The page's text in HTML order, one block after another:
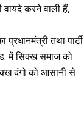
वायदे करने वाली हैं,
तथा पार्टी
में सिक्ख समाज को
दंगो को आसानी से